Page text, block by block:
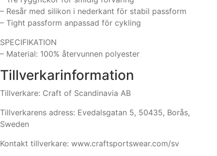
– Resår med silikon i nederkant för stabil passform
– Tight passform anpassad för cykling
SPECIFIKATION
– Material: 100% återvunnen polyester
Tillverkarinformation
Tillverkare: Craft of Scandinavia AB
Tillverkarens adress: Evedalsgatan 5, 50435, Borås,
Sweden
Kontakt tillverkare: www.craftsportswear.com/sv